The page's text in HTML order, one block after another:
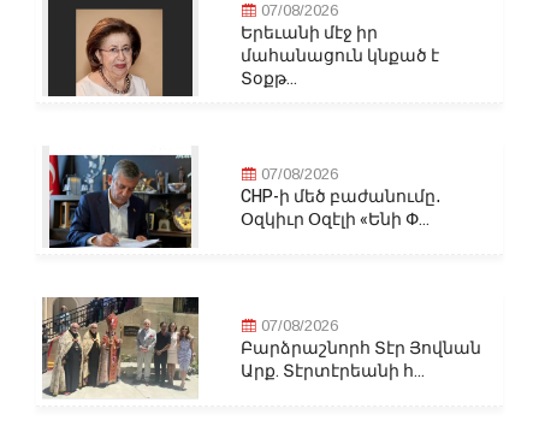
07/08/2026
Երեւանի մէջ իր
մահանացուն կնքած է
Տօքթ...
07/08/2026
CHP-ի մեծ բաժանումը․
Օզկիւր Օզէլի «Ենի Փ...
07/08/2026
Բարձրաշնորհ Տէր Յովնան
Արք. Տէրտէրեանի հ...